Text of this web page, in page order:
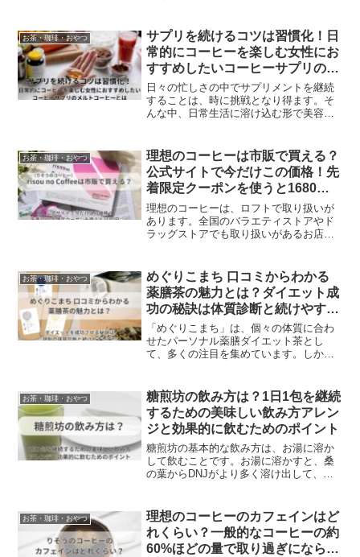
を存分に味わうためのサブスクリプショ
ンサービスです。世界中のスペシャルテ
ィコーヒーを、あなたのもとへ直接お届
けすることで、新しいコーヒー体験を可
能にします。ポストコーヒーのサブスク
は、「いろいろなコーヒーを飲んでみた
い！」と思っているのあなたにぴったり
のサービスです。
お茶・珈琲・おやつ
サプリを続けるコツは習慣化！日
常的にコーヒーを楽しむ女性にお
すすめしたいコーヒーサプリのメ
ルトコーヒーとは
日々の忙しさの中でサプリメントを継続
することは、時に挑戦となり得ます。そ
んな中、日常生活に溶け込む形で美容と
コーヒーを日常的に楽しむ習慣があれ
ば、飲み忘れることなく、毎日の生活に
簡単に取り入れることができるでしょ
う。
お茶・珈琲・おやつ
理想のコーヒーは市販で買える？
公式サイトで今だけこの価格！先
着限定クーポンを使うと1680円
に！
理想のコーヒーは、ロフトで取り扱いが
あります。全国のバラエティストアやド
ラッグストアでも取り扱いがあるお店が
理想のコーヒーは市販でも購入できます
が、まだ取扱店舗を探すのに時間がかか
ることを考えると、インターネットから
の通販で買った方が早いでしょう。
お茶・珈琲・おやつ
めぐりこまち 口コミからわかる
薬膳茶の魅力とは？ダイエット成
功の秘訣は体質診断と続けやすい
味！
「めぐりこまち」は、個々の体質に合わ
せたパーソナル薬膳ダイエット茶とし
て、多くの注目を集めています。しか
がたくさんありますよね。この記事で
は、実際に「めぐりこまち」を試したユ
ーザーの口コミをもとに、その効果や
味、続けやすさについて詳しく解説しま
す。
お茶・珈琲・おやつ
糖煎坊の飲み方は？1日1包を継続
するための美味しい飲み方アレン
ジと効果的に飲むためのポイント
糖煎坊の基本的な飲み方は、お湯に溶か
して飲むことです。お湯に溶かすと、桑
の葉からDNJがより多く溶け出して、体
溶かした方が効果は高いです。冷たい飲
み物よりも温かい飲み物の方が血流も良
くなりますし、体も温まりますよね。
お茶・珈琲・おやつ
理想のコーヒーのカフェインはど
れくらい？一般的なコーヒーの約
60%ほどの量で取り過ぎにならな